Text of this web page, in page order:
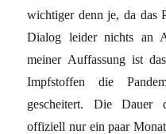
wichtiger denn je, da das
Dialog leider nichts an
meiner Auffassung ist
Impf­stoffen die
gescheitert. Die Dauer
offiziell nur ein paar